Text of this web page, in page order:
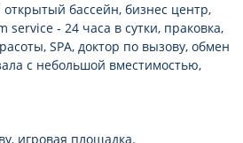
открытый бассейн, бизнес центр,
service - 24 часа в сутки, праковка,
SPA, доктор по вызову, обмен
с небольшой вместимостью,
игровая площадка.